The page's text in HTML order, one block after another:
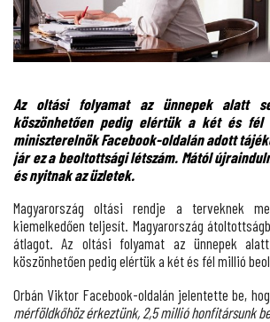
Az oltási folyamat az ünnepek alatt
köszönhetően pedig elértük a két és
miniszterelnök Facebook-oldalán adott
jár ez a beoltottsági létszám. Mától
és nyitnak az üzletek.
Magyarországoltási rendje a terveknek
kiemelkedően teljesít. Magyarország
átlagot. Az oltási folyamat az ünnepek
köszönhetően pedig elértük a két és fél millió
Orbán Viktor Facebook-oldalán jelentette be,
mérföldkőhöz érkeztünk, 2,5 millió honfitársunk